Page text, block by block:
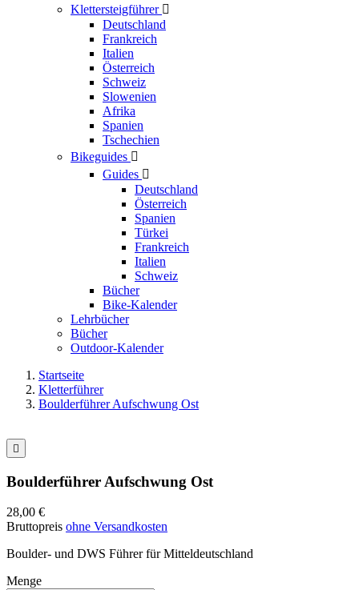
Klettersteigführer 
Deutschland
Frankreich
Italien
Österreich
Schweiz
Slowenien
Afrika
Spanien
Tschechien
Bikeguides 
Guides 
Deutschland
Österreich
Spanien
Türkei
Frankreich
Italien
Schweiz
Bücher
Bike-Kalender
Lehrbücher
Bücher
Outdoor-Kalender
Startseite
Kletterführer
Boulderführer Aufschwung Ost

Boulderführer Aufschwung Ost
28,00 €
Bruttopreis ohne Versandkosten
Boulder- und DWS Führer für Mitteldeutschland
Menge